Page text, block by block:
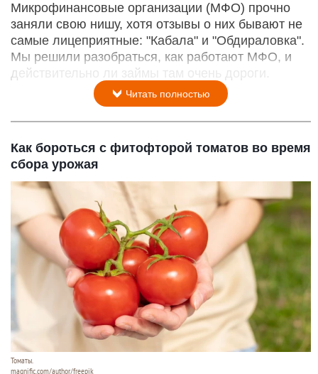
Микрофинансовые организации (МФО) прочно
заняли свою нишу, хотя отзывы о них бывают не
самые лицеприятные: "Кабала" и "Обдираловка".
Мы решили разобраться, как работают МФО, и
действительно ли займы там очень дороги.
Читать полностью
Как бороться с фитофторой томатов во время
сбора урожая
Томаты.
magnific.com/author/freepik